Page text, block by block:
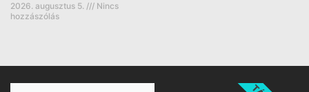
2026. augusztus 5.
Nincs
hozzászólás